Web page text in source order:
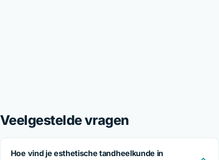
Veelgestelde vragen
Hoe vind je esthetische tandheelkunde in